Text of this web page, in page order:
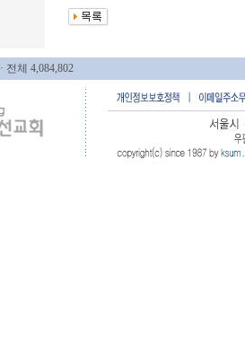
· 전체 4,084,802